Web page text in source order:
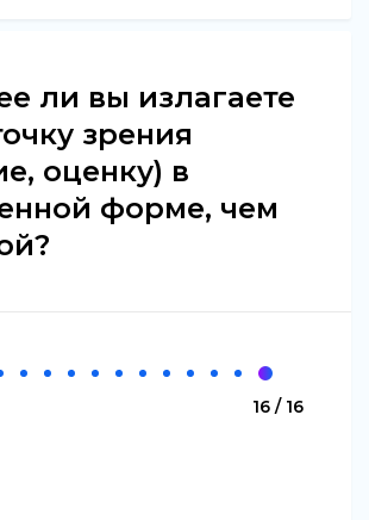
ли вы излагаете
зрения
оценку) в
форме, чем
16 / 16